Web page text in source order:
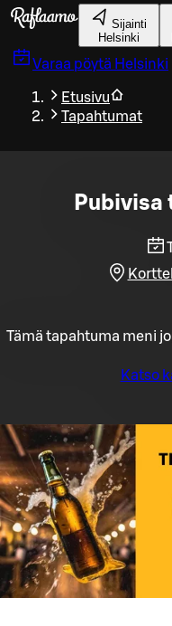
Siirry pääsisältöön
Sijainti
Helsinki
Varaa pöytä Helsinki
Etusivu
Tapahtumat
Pubivisa
Tämä tapahtuma meni
Katso